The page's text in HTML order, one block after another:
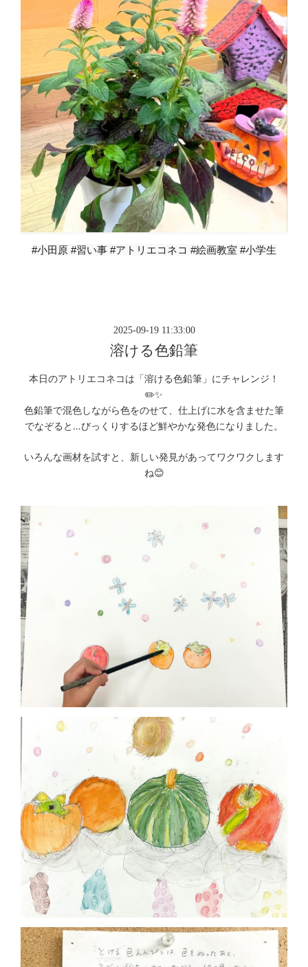
#小田原 #習い事 #アトリエコネコ #絵画教室 #小学生
2025-09-19 11:33:00
溶ける色鉛筆
本日のアトリエコネコは「溶ける色鉛筆」にチャレンジ！
✏️✨
色鉛筆で混色しながら色をのせて、仕上げに水を含ませた筆
でなぞると…びっくりするほど鮮やかな発色になりました。
いろんな画材を試すと、新しい発見があってワクワクします
ね😊